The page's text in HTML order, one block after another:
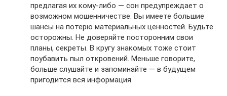
предлагая их кому-либо — сон предупреждает о
возможном мошенничестве. Вы имеете большие
шансы на потерю материальных ценностей. Будьте
осторожны. Не доверяйте посторонним свои
планы, секреты. В кругу знакомых тоже стоит
поубавить пыл откровений. Меньше говорите,
больше слушайте и запоминайте — в будущем
пригодится вся информация.